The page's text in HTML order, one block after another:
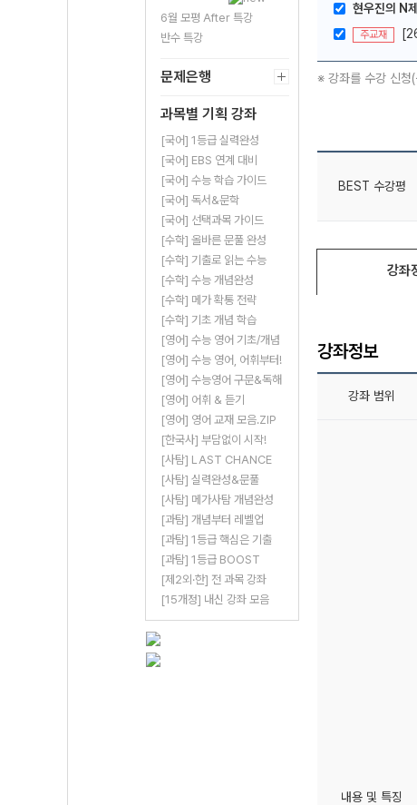
6월 모평 After 특강
반수 특강
문제은행
과목별 기획 강좌
[국어] 1등급 실력완성
[국어] EBS 연계 대비
[국어] 수능 학습 가이드
[국어] 독서&문학
[국어] 선택과목 가이드
[수학] 올바른 문풀 완성
[수학] 기출로 읽는 수능
[수학] 수능 개념완성
[수학] 메가 확통 전략
[수학] 기초 개념 학습
[영어] 수능 영어 기초/개념
[영어] 수능 영어, 어휘부터!
[영어] 수능영어 구문&독해
[영어] 어휘 & 듣기
[영어] 영어 교재 모음.ZIP
[한국사] 부담없이 시작!
[사탐] LAST CHANCE
[사탐] 실력완성&문풀
[사탐] 메가사탐 개념완성
[과탐] 개념부터 레벨업
[과탐] 1등급 핵심은 기출
[과탐] 1등급 BOOST
[제2외·한] 전 과목 강좌
[15개정] 내신 강좌 모음
현우진의 N
주교재
※ 강좌를 수강 신청
BEST 수강평
강좌
강좌정보
강좌 범위
내용 및 특징